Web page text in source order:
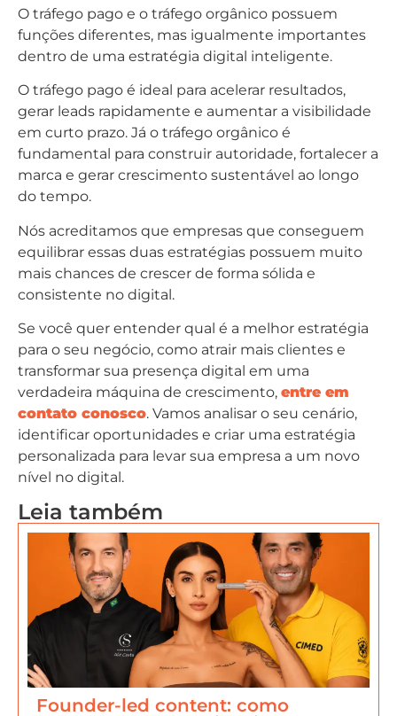
O tráfego pago e o tráfego orgânico possuem
funções diferentes, mas igualmente importantes
dentro de uma estratégia digital inteligente.
O tráfego pago é ideal para acelerar resultados,
gerar leads rapidamente e aumentar a visibilidade
em curto prazo. Já o tráfego orgânico é
fundamental para construir autoridade, fortalecer a
marca e gerar crescimento sustentável ao longo
do tempo.
Nós acreditamos que empresas que conseguem
equilibrar essas duas estratégias possuem muito
mais chances de crescer de forma sólida e
consistente no digital.
Se você quer entender qual é a melhor estratégia
para o seu negócio, como atrair mais clientes e
transformar sua presença digital em uma
verdadeira máquina de crescimento, entre em
contato conosco. Vamos analisar o seu cenário,
identificar oportunidades e criar uma estratégia
personalizada para levar sua empresa a um novo
nível no digital.
Leia também
Founder-led content: como